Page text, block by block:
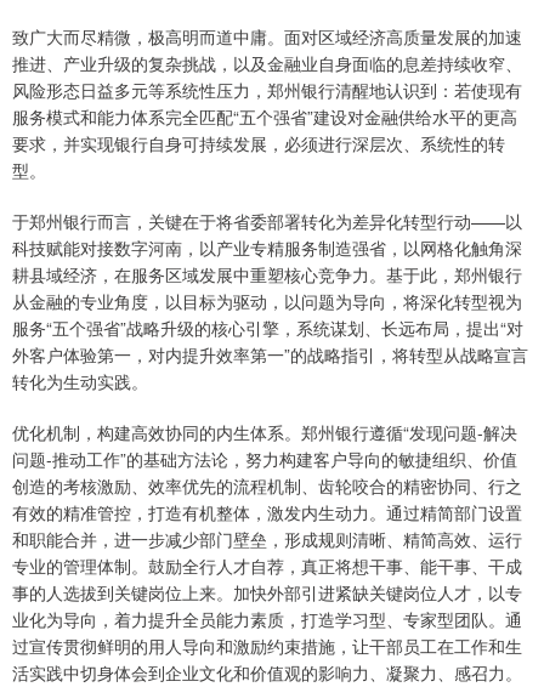
致广大而尽精微，极高明而道中庸。面对区域经济高质量发展的加速
推进、产业升级的复杂挑战，以及金融业自身面临的息差持续收窄、
风险形态日益多元等系统性压力，郑州银行清醒地认识到：若使现有
服务模式和能力体系完全匹配“五个强省”建设对金融供给水平的更高
要求，并实现银行自身可持续发展，必须进行深层次、系统性的转
型。
于郑州银行而言，关键在于将省委部署转化为差异化转型行动——以
科技赋能对接数字河南，以产业专精服务制造强省，以网格化触角深
耕县域经济，在服务区域发展中重塑核心竞争力。基于此，郑州银行
从金融的专业角度，以目标为驱动，以问题为导向，将深化转型视为
服务“五个强省”战略升级的核心引擎，系统谋划、长远布局，提出“对
外客户体验第一，对内提升效率第一”的战略指引，将转型从战略宣言
转化为生动实践。
优化机制，构建高效协同的内生体系。郑州银行遵循“发现问题-解决
问题-推动工作”的基础方法论，努力构建客户导向的敏捷组织、价值
创造的考核激励、效率优先的流程机制、齿轮咬合的精密协同、行之
有效的精准管控，打造有机整体，激发内生动力。通过精简部门设置
和职能合并，进一步减少部门壁垒，形成规则清晰、精简高效、运行
专业的管理体制。鼓励全行人才自荐，真正将想干事、能干事、干成
事的人选拔到关键岗位上来。加快外部引进紧缺关键岗位人才，以专
业化为导向，着力提升全员能力素质，打造学习型、专家型团队。通
过宣传贯彻鲜明的用人导向和激励约束措施，让干部员工在工作和生
活实践中切身体会到企业文化和价值观的影响力、凝聚力、感召力。